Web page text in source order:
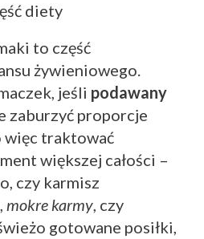
diety
to część
żywieniowego.
jeśli podawany
zaburzyć proporcje
więc traktować
większej całości –
czy karmisz
, mokre karmy, czy
gotowane posiłki,